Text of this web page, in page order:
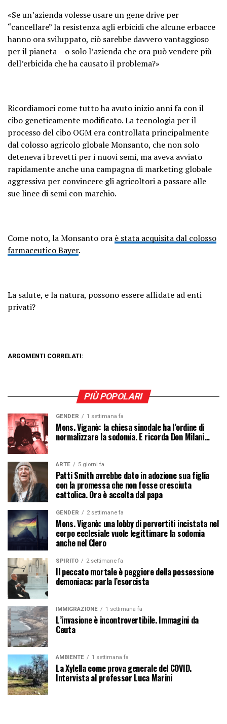
«Se un’azienda volesse usare un gene drive per
“cancellare” la resistenza agli erbicidi che alcune erbacce
hanno ora sviluppato, ciò sarebbe davvero vantaggioso
per il pianeta – o solo l’azienda che ora può vendere più
dell’erbicida che ha causato il problema?»
Ricordiamoci come tutto ha avuto inizio anni fa con il
cibo geneticamente modificato. La tecnologia per il
processo del cibo OGM era controllata principalmente
dal colosso agricolo globale Monsanto, che non solo
deteneva i brevetti per i nuovi semi, ma aveva avviato
rapidamente anche una campagna di marketing globale
aggressiva per convincere gli agricoltori a passare alle
sue linee di semi con marchio.
Come noto, la Monsanto ora è stata acquisita dal colosso
farmaceutico Bayer.
La salute, e la natura, possono essere affidate ad enti
privati?
ARGOMENTI CORRELATI:
PIÙ POPOLARI
GENDER 1 settimana fa
Mons. Viganò: la chiesa sinodale ha l’ordine di
normalizzare la sodomia. E ricorda Don Milani…
ARTE 5 giorni fa
Patti Smith avrebbe dato in adozione sua figlia
con la promessa che non fosse cresciuta
cattolica. Ora è accolta dal papa
GENDER 2 settimane fa
Mons. Viganò: una lobby di pervertiti incistata nel
corpo ecclesiale vuole legittimare la sodomia
anche nel Clero
SPIRITO 2 settimane fa
Il peccato mortale è peggiore della possessione
demoniaca: parla l’esorcista
IMMIGRAZIONE 1 settimana fa
L’invasione è incontrovertibile. Immagini da
Ceuta
AMBIENTE 1 settimana fa
La Xylella come prova generale del COVID.
Intervista al professor Luca Marini